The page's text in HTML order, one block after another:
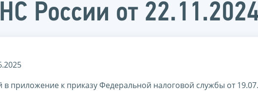
России от
приложение к приказу Федеральной налоговой службы от